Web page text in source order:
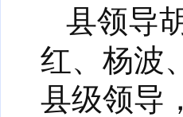
县领导
红、杨波
县级领导